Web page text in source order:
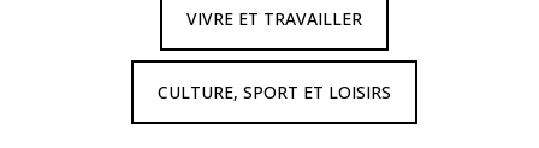
VIVRE ET TRAVAILLER
CULTURE, SPORT ET LOISIRS